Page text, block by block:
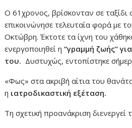
Ο 61χρονος, βρίσκονταν σε ταξίδι
επικοινώνησε τελευταία φορά με
Οκτώβρη. Έκτοτε τα ίχνη του
ενεργοποιηθεί η“γραμμή ζωής”
του. Δυστυχώς, εντοπίστηκε
«Φως» στα ακριβή αίτια του
η ιατροδικαστική εξέταση.
Τη σχετική προανάκριση διενεργεί